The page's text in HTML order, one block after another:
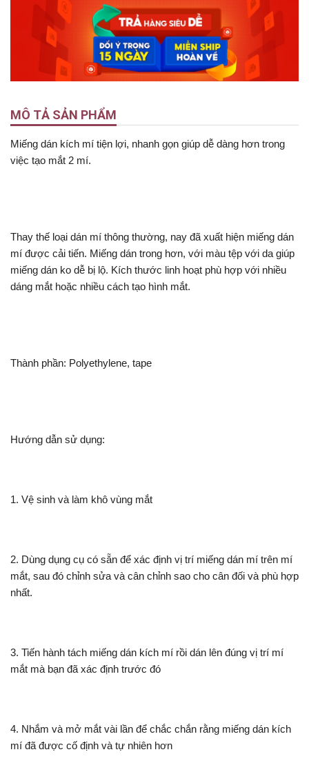
MÔ TẢ SẢN PHẨM
Miếng dán kích mí tiện lợi, nhanh gọn giúp dễ dàng hơn trong
việc tạo mắt 2 mí.
Thay thế loại dán mí thông thường, nay đã xuất hiện miếng dán
mí được cải tiến. Miếng dán trong hơn, với màu tệp với da giúp
miếng dán ko dễ bị lộ. Kích thước linh hoạt phù hợp với nhiều
dáng mắt hoặc nhiều cách tạo hình mắt.
Thành phần: Polyethylene, tape
Hướng dẫn sử dụng:
1. Vệ sinh và làm khô vùng mắt
2. Dùng dụng cụ có sẵn để xác định vị trí miếng dán mí trên mí
mắt, sau đó chỉnh sửa và cân chỉnh sao cho cân đối và phù hợp
nhất.
3. Tiến hành tách miếng dán kích mí rồi dán lên đúng vị trí mí
mắt mà bạn đã xác định trước đó
4. Nhắm và mở mắt vài lần để chắc chắn rằng miếng dán kích
mí đã được cố định và tự nhiên hơn